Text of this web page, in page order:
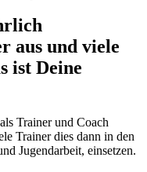
aus und viele
ist Deine
Trainer und Coach
Trainer dies dann in den
Jugendarbeit, einsetzen.